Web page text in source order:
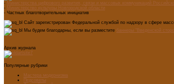
- Министерства цифрового развития, связи и массовых коммуникаций
- Министерство культуры Новгородской области
- Частных благотворительных инициатив
Сайт зарегистрирован Федеральной службой по надзору в сфере
Мы будем благодарны, если вы разместите баннеры "Введенской
Архив журнала
Популярные рубрики
Мастера модернизма
Педсоветы